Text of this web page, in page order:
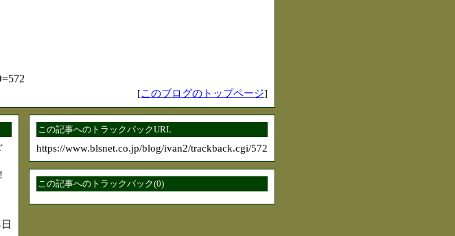
[このブログのトップページ]
この記事へのトラックバックURL
https://www.blsnet.co.jp/blog/ivan2/trackback.cgi/572
この記事へのトラックバック(0)